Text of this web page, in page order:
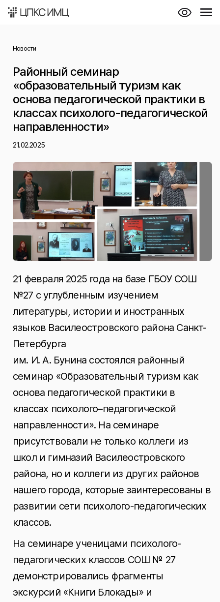
Новости
Районный семинар
«образовательный туризм как
основа педагогической практики в
классах психолого-педагогической
направленности»
21.02.2025
21 февраля 2025 года на базе ГБОУ СОШ
№27 с углубленным изучением
литературы, истории и иностранных
языков Василеостровского района Санкт-
Петербурга
им. И. А. Бунина состоялся районный
семинар «Образовательный туризм как
основа педагогической практики в
классах психолого–педагогической
направленности». На семинаре
присутствовали не только коллеги из
школ и гимназий Василеостровского
района, но и коллеги из других районов
нашего города, которые заинтересованы в
развитии сети психолого-педагогических
классов.
На семинаре ученицами психолого-
педагогических классов СОШ № 27
демонстрировались фрагменты
экскурсий «Книги Блокады» и